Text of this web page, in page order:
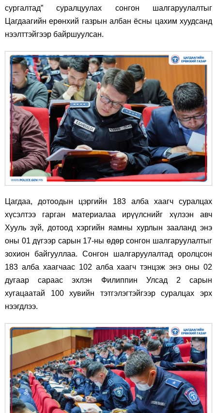
сургалтад” суралцуулах сонгон шалгаруулалтыг
Цагдаагийн ерөнхий газрын албан ёсны цахим хуудсанд
нээлттэйгээр байршуулсан.
Цагдаа, дотоодын цэргийн 183 алба хаагч суралцах
хүсэлтээ гарган материалаа ирүүлснийг хүлээн авч
Хууль зүй, дотоод хэргийн яамны хурлын зааланд энэ
оны 01 дүгээр сарын 17-ны өдөр сонгон шалгаруулалтыг
зохион байгууллаа. Сонгон шалгаруулалтад оролцсон
183 алба хаагчаас 102 алба хаагч тэнцэж энэ оны 02
дугаар сараас эхлэн Филиппин Улсад 2 сарын
хугацаатай 100 хувийн тэтгэлэгтэйгээр суралцах эрх
нээгдлээ.